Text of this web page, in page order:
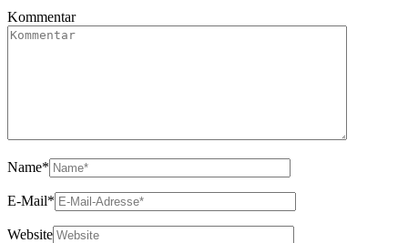
Kommentar
Name*
E-Mail*
Website